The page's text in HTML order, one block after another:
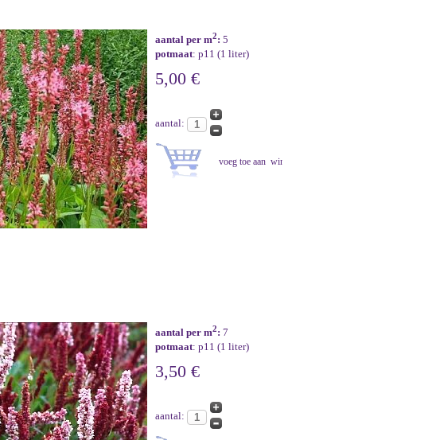
aantal per m2: 5
potmaat: p11 (1 liter)
5,00 €
aantal:
aantal per m2: 7
potmaat: p11 (1 liter)
3,50 €
aantal: